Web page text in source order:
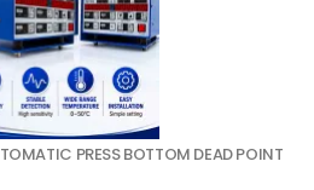
PRESS BOTTOM DEAD POINT